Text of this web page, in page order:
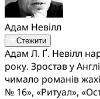
Адам Невілл
Стежити
Адам Л. Ґ. Невілл
року. Зростав у
чимало романів
№ 16», «Ритуал»,